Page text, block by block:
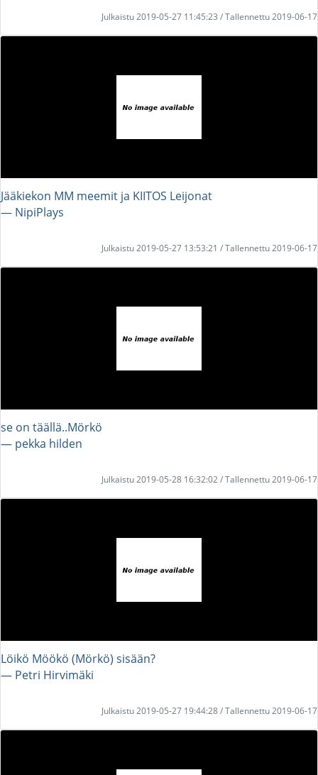
Julkaistu 2019-05-27 11:45:23 / Tallennettu 2019-06-17
Jääkiekon MM meemit ja KIITOS Leijonat
― NipiPlays
Julkaistu 2019-05-27 13:53:21 / Tallennettu 2019-06-17
se on täällä..Mörkö
― pekka hilden
Julkaistu 2019-05-28 16:32:02 / Tallennettu 2019-06-17
Löikö Möökö (Mörkö) sisään?
― Petri Hirvimäki
Julkaistu 2019-05-27 19:44:28 / Tallennettu 2019-06-17